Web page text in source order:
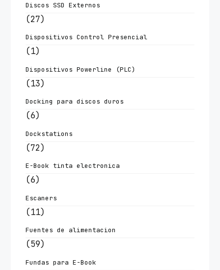
Discos SSD Externos
(27)
Dispositivos Control Presencial
(1)
Dispositivos Powerline (PLC)
(13)
Docking para discos duros
(6)
Dockstations
(72)
E-Book tinta electronica
(6)
Escaners
(11)
Fuentes de alimentacion
(59)
Fundas para E-Book